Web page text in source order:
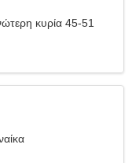
κυρία 45-51